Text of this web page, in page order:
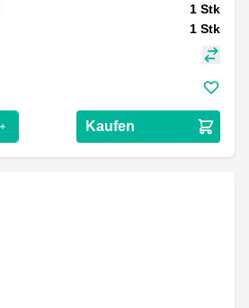
1 Stk
1 Stk
Kaufen